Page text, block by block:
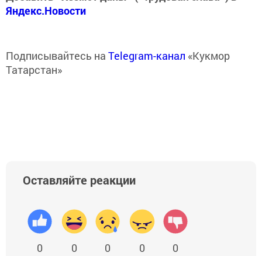
Яндекс.Новости
Подписывайтесь на Telegram-канал «Кукмор
Татарстан»
Оставляйте реакции
0 0 0 0 0